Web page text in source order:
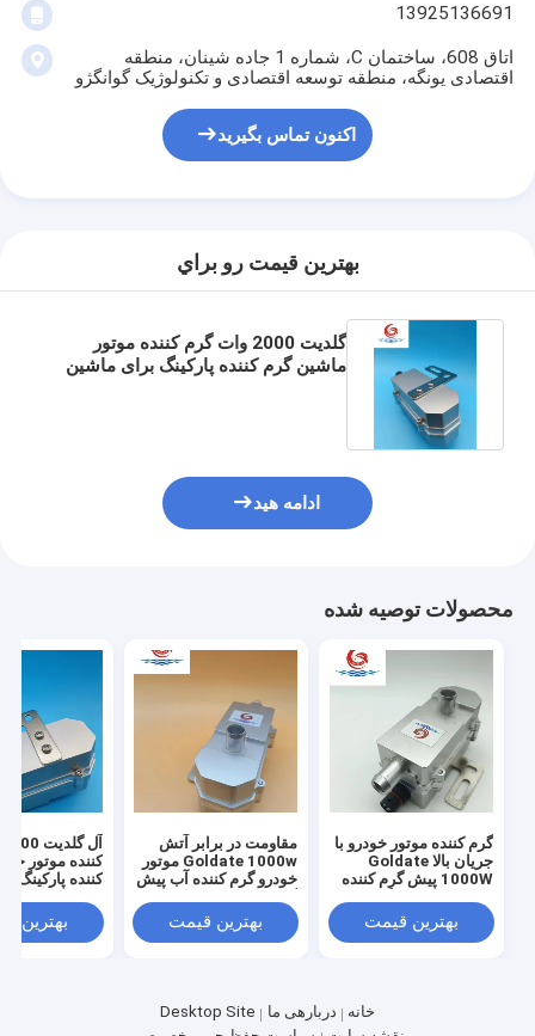
13925136691
اتاق 608، ساختمان C، شماره 1 جاده شینان، منطقه
اقتصادی یونگه، منطقه توسعه اقتصادی و تکنولوژیک گوانگژو
اکنون تماس بگیرید
بهترين قيمت رو براي
گلدیت 2000 وات گرم کننده موتور
ماشین گرم کننده پارکینگ برای ماشین
ادامه هید
محصولات توصیه شده
گرم کننده موتور خودرو با
جریان بالا Goldate
1000W پیش گرم کننده
کردن سریعبهترین قیمت
مقاومت در برابر آتش
Goldate 1000w موتور
خودرو گرم کننده آب پیش
قابل اعتمادبهترین قیمت
کننده موتور
کننده پارکینگ
قابل اعتماد
PTC
بهترین
خانه دربارهی ما
Desktop Site